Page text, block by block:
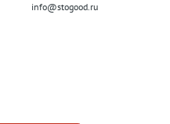
info@stogood.ru